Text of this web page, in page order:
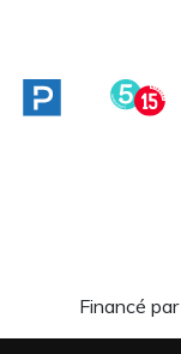
Financé